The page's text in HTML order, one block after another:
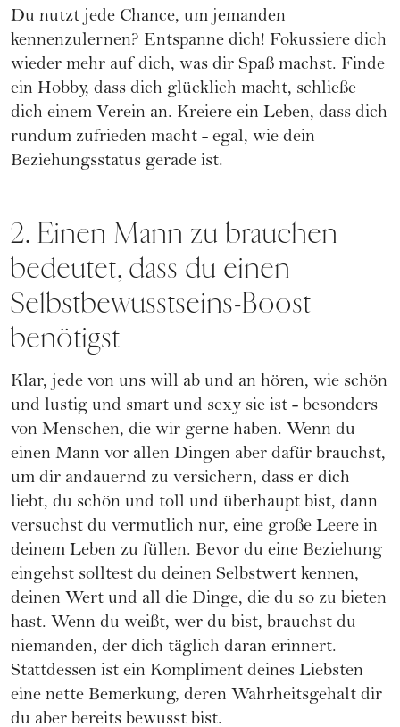
Du nutzt jede Chance, um jemanden
kennenzulernen? Entspanne dich! Fokussiere dich
wieder mehr auf dich, was dir Spaß machst. Finde
ein Hobby, dass dich glücklich macht, schließe
dich einem Verein an. Kreiere ein Leben, dass dich
rundum zufrieden macht - egal, wie dein
Beziehungsstatus gerade ist.
2. Einen Mann zu brauchen
bedeutet, dass du einen
Selbstbewusstseins-Boost
benötigst
Klar, jede von uns will ab und an hören, wie schön
und lustig und smart und sexy sie ist - besonders
von Menschen, die wir gerne haben. Wenn du
einen Mann vor allen Dingen aber dafür brauchst,
um dir andauernd zu versichern, dass er dich
liebt, du schön und toll und überhaupt bist, dann
versuchst du vermutlich nur, eine große Leere in
deinem Leben zu füllen. Bevor du eine Beziehung
eingehst solltest du deinen Selbstwert kennen,
deinen Wert und all die Dinge, die du so zu bieten
hast. Wenn du weißt, wer du bist, brauchst du
niemanden, der dich täglich daran erinnert.
Stattdessen ist ein Kompliment deines Liebsten
eine nette Bemerkung, deren Wahrheitsgehalt dir
du aber bereits bewusst bist.